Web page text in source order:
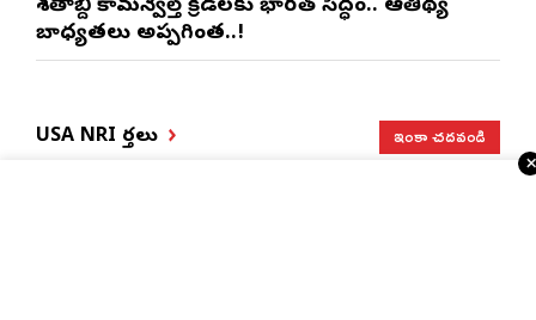
శతాబ్ది కామన్వెల్త్ క్రీడలకు భారత్ సిద్ధం.. ఆతిథ్య
బాధ్యతలు అప్పగింత..!
USA NRI వార్తలు ఇంకా చదవండి